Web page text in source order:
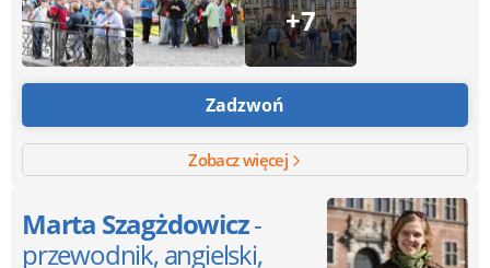
+7
Zadzwoń
Zobacz więcej
Marta Szagżdowicz-
przewodnik, angielski,